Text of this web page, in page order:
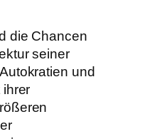
die Chancen
seiner
und
ihrer